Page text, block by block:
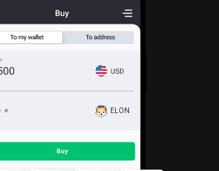
ELON